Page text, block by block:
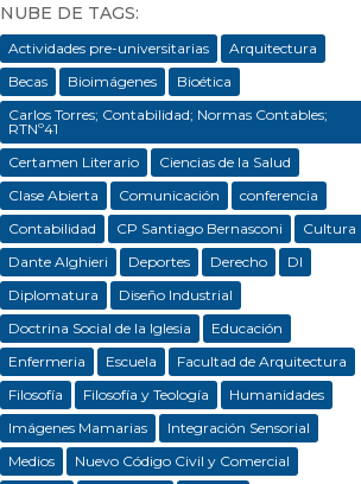
NUBE DE TAGS:
Actividades pre-universitarias
Arquitectura
Becas
Bioimágenes
Bioética
Carlos Torres; Contabilidad; Normas Contables;
RTNº41
Certamen Literario
Ciencias de la Salud
Clase Abierta
Comunicación
conferencia
Contabilidad
CP Santiago Bernasconi
Cultura
Dante Alghieri
Deportes Derecho
DI
Diplomatura
Diseño Industrial
Doctrina Social de la Iglesia
Educación
Enfermeria
Escuela
Facultad de Arquitectura
Filosofía
Filosofía y Teología
Humanidades
Imágenes Mamarias
Integración Sensorial
Medios
Nuevo Código Civil y Comercial